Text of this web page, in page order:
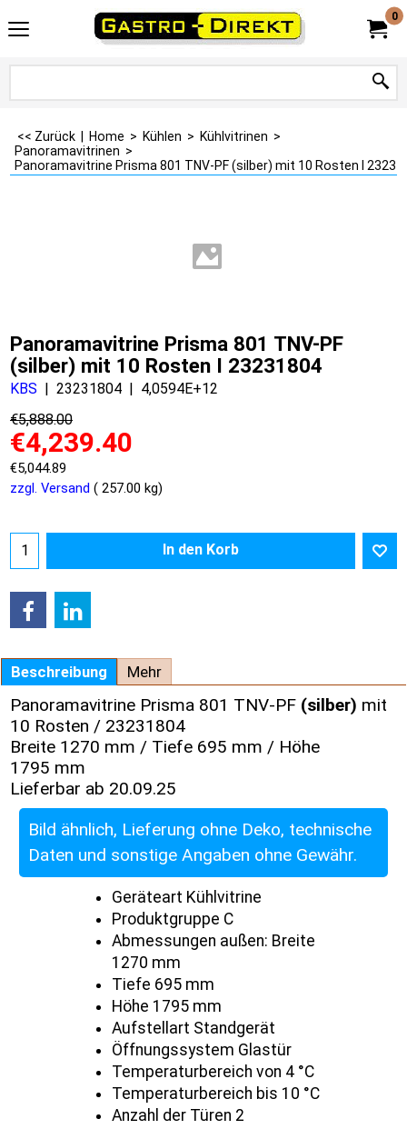
0
<< Zurück Home > Kühlen > Kühlvitrinen >
Panoramavitrinen >
Panoramavitrine Prisma 801 TNV-PF (silber) mit 10 Rosten I
Panoramavitrine Prisma 801 TNV-PF
(silber) mit 10 Rosten I 23231804
KBS 23231804
4,0594E+12
€5,888.00
€4,239.40
€5,044.89
zzgl. Versand
257.00 kg
In den Korb
Beschreibung Mehr
Panoramavitrine Prisma 801 TNV-PF (silber) mit
10 Rosten / 23231804
Breite 1270 mm / Tiefe 695 mm / Höhe
1795 mm
Lieferbar ab 20.09.25
Bild ähnlich, Lieferung ohne Deko, technische
Daten und sonstige Angaben ohne Gewähr.
Geräteart Kühlvitrine
Produktgruppe C
Abmessungen außen: Breite
1270 mm
Tiefe 695 mm
Höhe 1795 mm
Aufstellart Standgerät
Öffnungssystem Glastür
Temperaturbereich von 4 °C
Temperaturbereich bis 10 °C
Anzahl der Türen 2